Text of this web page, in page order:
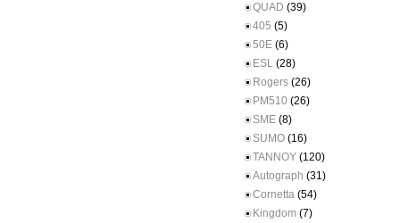
QUAD (39)
405 (5)
50E (6)
ESL (28)
Rogers (26)
PM510 (26)
SME (8)
SUMO (16)
TANNOY (120)
Autograph (31)
Cornetta (54)
Kingdom (7)